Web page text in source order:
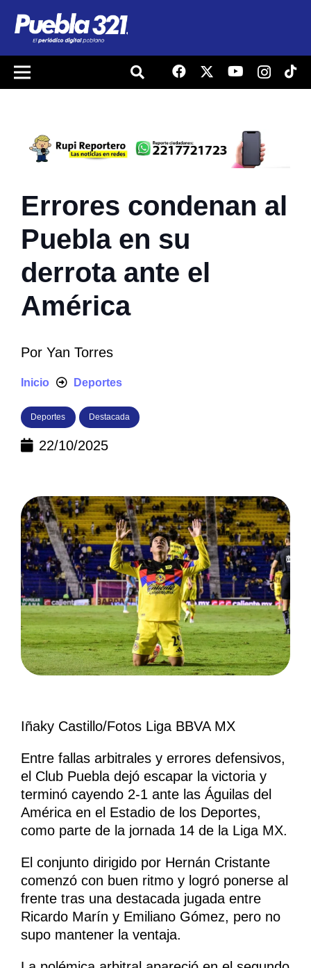
Errores condenan al
Puebla en su
derrota ante el
América
Por Yan Torres
Inicio Deportes
Deportes Destacada
22/10/2025
Iñaky Castillo/Fotos Liga BBVA MX
Entre fallas arbitrales y errores defensivos,
el Club Puebla dejó escapar la victoria y
terminó cayendo 2-1 ante las Águilas del
América en el Estadio de los Deportes,
como parte de la jornada 14 de la Liga MX.
El conjunto dirigido por Hernán Cristante
comenzó con buen ritmo y logró ponerse al
frente tras una destacada jugada entre
Ricardo Marín y Emiliano Gómez, pero no
supo mantener la ventaja.